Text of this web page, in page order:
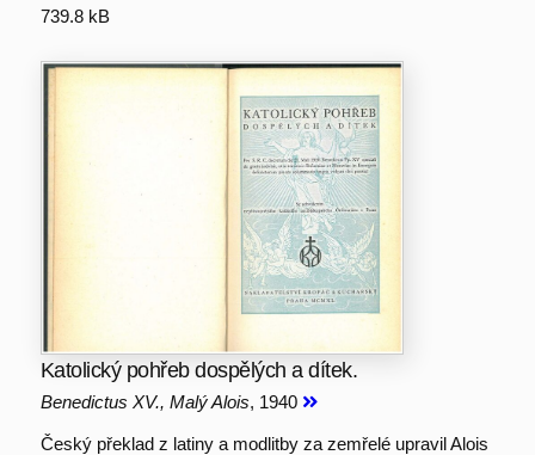
739.8 kB
Katolický pohřeb dospělých a dítek.
Benedictus XV., Malý Alois, 1940
Český překlad z latiny a modlitby za zemřelé upravil Alois